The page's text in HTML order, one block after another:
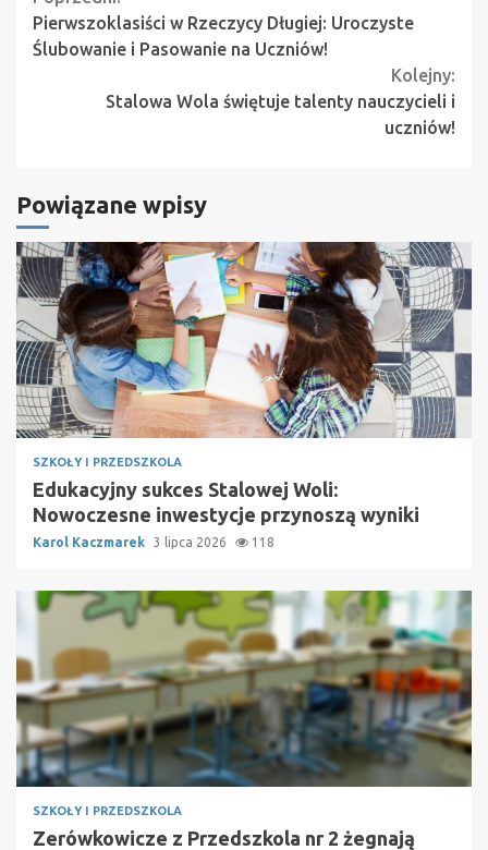
Reading
Pierwszoklasiści w Rzeczycy Długiej: Uroczyste
Ślubowanie i Pasowanie na Uczniów!
Kolejny:
Stalowa Wola świętuje talenty nauczycieli i
uczniów!
Powiązane wpisy
SZKOŁY I PRZEDSZKOLA
Edukacyjny sukces Stalowej Woli:
Nowoczesne inwestycje przynoszą wyniki
Karol Kaczmarek 3 lipca 2026 118
SZKOŁY I PRZEDSZKOLA
Zerówkowicze z Przedszkola nr 2 żegnają